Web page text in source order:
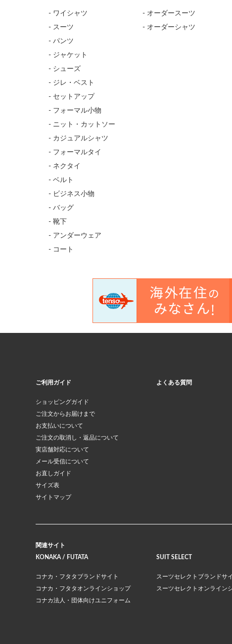
- ワイシャツ
- スーツ
- パンツ
- ジャケット
- シューズ
- ジレ・ベスト
- セットアップ
- フォーマル小物
- ニット・カットソー
- カジュアルシャツ
- フォーマルタイ
- ネクタイ
- ベルト
- ビジネス小物
- バッグ
- 靴下
- アンダーウェア
- コート
- オーダースーツ
- オーダーシャツ
ご利用ガイド
ショッピングガイド
ご注文からお届けまで
お支払いについて
ご注文の取消し・返品について
実店舗対応について
メール受信について
お直しガイド
サイズ表
サイトマップ
よくある質問
関連サイト
KONAKA / FUTATA
コナカ・フタタブランドサイト
コナカ・フタタオンラインショップ
コナカ法人・団体向けユニフォーム
SUIT SELECT
スーツセレクトブランドサ
スーツセレクトオンライン